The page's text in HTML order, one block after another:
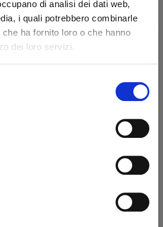
di analisi dei dati web,
i quali potrebbero combinarle
ha fornito loro o che hanno
dei loro servizi.
Liscia
Verde
Metacrilato - a sella